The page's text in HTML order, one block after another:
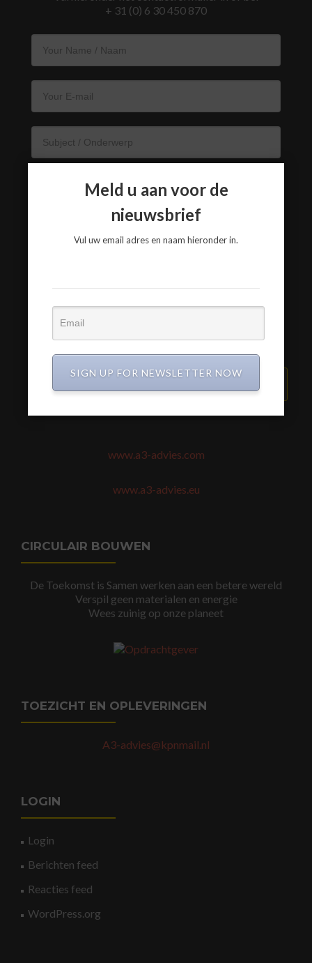
+ 31 (0) 6 30 450 870
www.a3-advies.com
www.a3-advies.eu
CIRCULAIR BOUWEN
De Toekomst is Samen werken aan een betere wereld
Verspil geen materialen en energie
Wees zuinig op onze planeet
TOEZICHT EN OPLEVERINGEN
A3-advies@kpnmail.nl
LOGIN
Login
Berichten feed
Reacties feed
WordPress.org
Meld u aan voor de
nieuwsbrief
Vul uw email adres en naam hieronder in.
SIGN UP FOR NEWSLETTER NOW